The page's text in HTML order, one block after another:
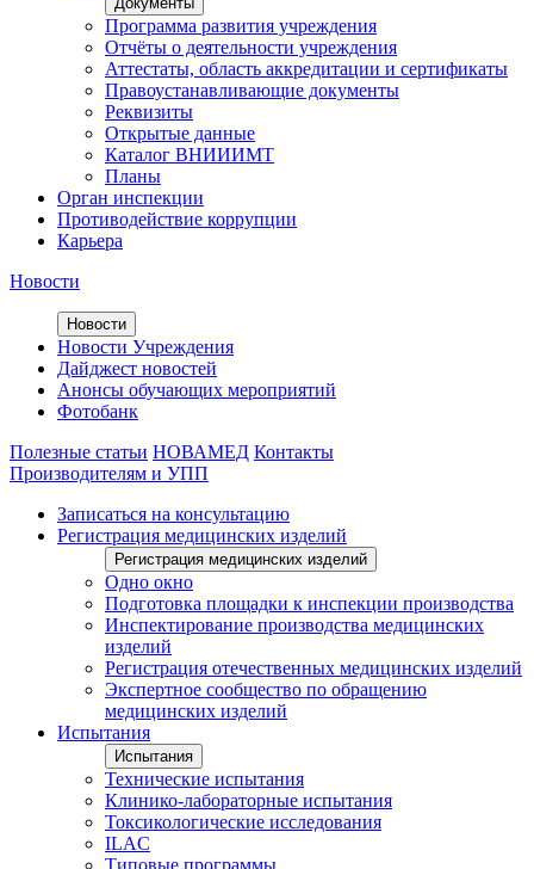
Программа развития учреждения
Отчёты о деятельности учреждения
Аттестаты, область аккредитации и сертификаты
Правоустанавливающие документы
Реквизиты
Открытые данные
Каталог ВНИИИМТ
Планы
Орган инспекции
Противодействие коррупции
Карьера
Новости
Новости
Новости Учреждения
Дайджест новостей
Анонсы обучающих мероприятий
Фотобанк
Полезные статьи НОВАМЕД Контакты
Производителям и УПП
Записаться на консультацию
Регистрация медицинских изделий
Регистрация медицинских изделий
Одно окно
Подготовка площадки к инспекции производства
Инспектирование производства медицинских
изделий
Регистрация отечественных медицинских изделий
Экспертное сообщество по обращению
медицинских изделий
Испытания
Испытания
Технические испытания
Клинико-лабораторные испытания
Токсикологические исследования
ILAС
Типовые программы